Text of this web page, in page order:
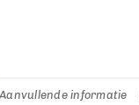
Aanvullende informatie